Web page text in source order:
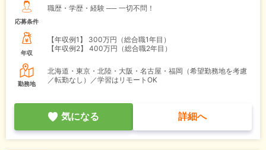
応募条件
職歴・学歴・経験 ── 一切不問！
年収
【年収例1】
300万円（総合職1年目）
【年収例2】
400万円（総合職2年目）
勤務地
北海道・東京・北陸・大阪・名古屋・福岡（希望勤務地を考慮
／転勤なし）／学習はリモートOK
気になる 詳細へ